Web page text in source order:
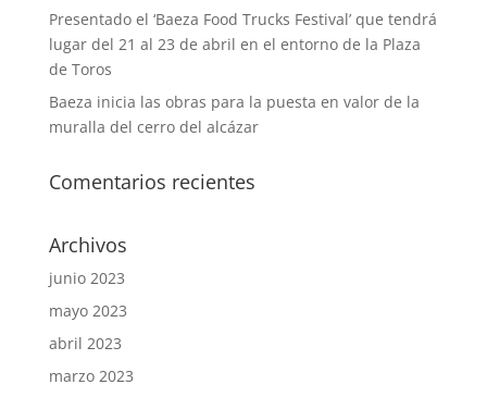
Presentado el ‘Baeza Food Trucks Festival’ que tendrá
lugar del 21 al 23 de abril en el entorno de la Plaza
de Toros
Baeza inicia las obras para la puesta en valor de la
muralla del cerro del alcázar
Comentarios recientes
Archivos
junio 2023
mayo 2023
abril 2023
marzo 2023